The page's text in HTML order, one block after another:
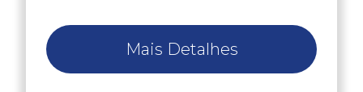
Mais Detalhes